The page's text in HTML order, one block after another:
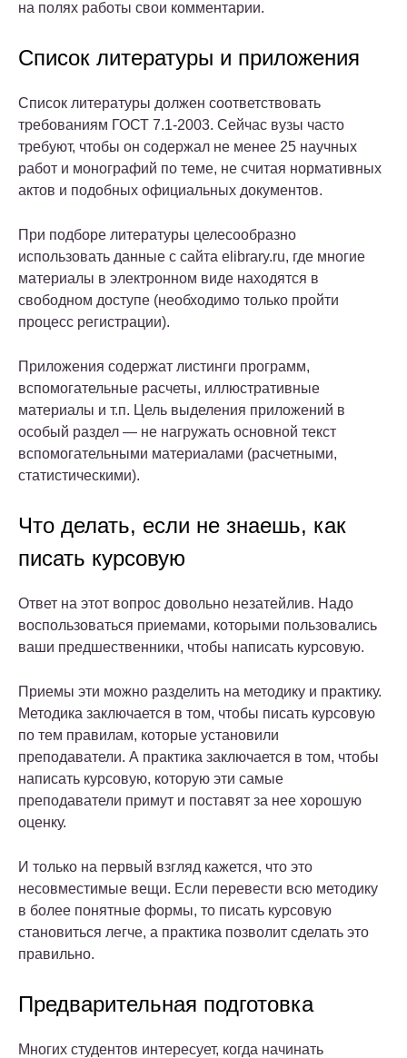
на полях работы свои комментарии.
Список литературы и приложения
Список литературы должен соответствовать
требованиям ГОСТ 7.1-2003. Сейчас вузы часто
требуют, чтобы он содержал не менее 25 научных
работ и монографий по теме, не считая нормативных
актов и подобных официальных документов.
При подборе литературы целесообразно
использовать данные с сайта elibrary.ru, где многие
материалы в электронном виде находятся в
свободном доступе (необходимо только пройти
процесс регистрации).
Приложения содержат листинги программ,
вспомогательные расчеты, иллюстративные
материалы и т.п. Цель выделения приложений в
особый раздел — не нагружать основной текст
вспомогательными материалами (расчетными,
статистическими).
Что делать, если не знаешь, как
писать курсовую
Ответ на этот вопрос довольно незатейлив. Надо
воспользоваться приемами, которыми пользовались
ваши предшественники, чтобы написать курсовую.
Приемы эти можно разделить на методику и практику.
Методика заключается в том, чтобы писать курсовую
по тем правилам, которые установили
преподаватели. А практика заключается в том, чтобы
написать курсовую, которую эти самые
преподаватели примут и поставят за нее хорошую
оценку.
И только на первый взгляд кажется, что это
несовместимые вещи. Если перевести всю методику
в более понятные формы, то писать курсовую
становиться легче, а практика позволит сделать это
правильно.
Предварительная подготовка
Многих студентов интересует, когда начинать